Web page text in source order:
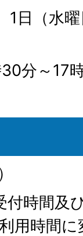
1日（水
分～17
時間及
用時間